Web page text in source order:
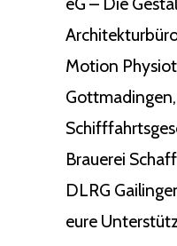
Motion
Brauerei
DLRG
eure